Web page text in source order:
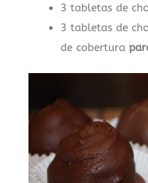
3 tabletas de
3 tabletas de
de cobertura